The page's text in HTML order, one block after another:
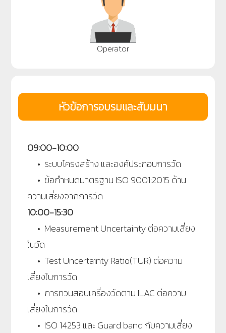
Operator
หัวข้อการอบรมและสัมมนา
09:00-10:00
• ระบบโครงสร้าง และองค์ประกอบการวัด
• ข้อกำหนดมาตรฐาน ISO 9001:2015 ด้าน
ความเสี่ยงจากการวัด
10:00-15:30
• Measurement Uncertainty ต่อความเสี่ยง
ในวัด
• Test Uncertainty Ratio(TUR) ต่อความ
เสี่ยงในการวัด
• การทวนสอบเครื่องวัดตาม ILAC ต่อความ
เสี่ยงในการวัด
• ISO 14253 และ Guard band กับความเสี่ยง